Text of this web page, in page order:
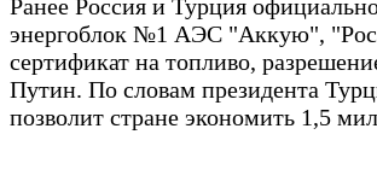
Ранее Россия и Турция
энергоблок №1 АЭС "Аккую",
сертификат на топливо,
Путин. По словам президента
позволит стране экономить 1,5